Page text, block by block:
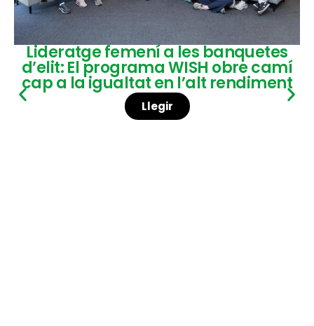
Lideratge femení a les banquetes
d’elit: El programa WISH obre camí
cap a la igualtat en l’alt rendiment
Llegir